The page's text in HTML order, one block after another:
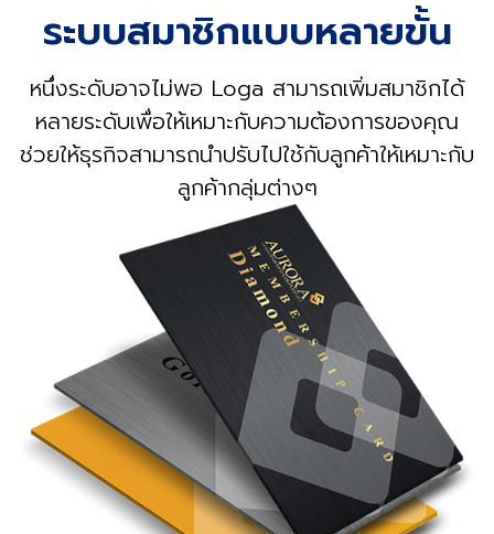
ระบบสมาชิกแบบหลายขั้น
หนึ่งระดับอาจไม่พอ Loga สามารถเพิ่มสมาชิกได้
หลายระดับเพื่อให้เหมาะกับความต้องการของคุณ
ช่วยให้ธุรกิจสามารถนำปรับไปใช้กับลูกค้าให้เหมาะกับ
ลูกค้ากลุ่มต่างๆ